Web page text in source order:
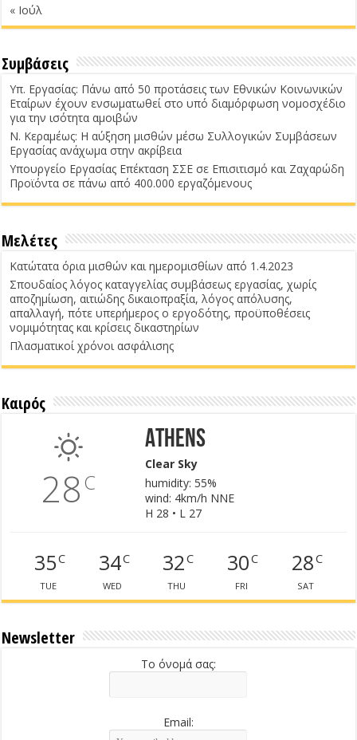
« Ιούλ
Συμβάσεις
Υπ. Εργασίας: Πάνω από 50 προτάσεις των Εθνικών Κοινωνικών
Εταίρων έχουν ενσωματωθεί στο υπό διαμόρφωση νομοσχέδιο
για την ισότητα αμοιβών
Ν. Κεραμέως: Η αύξηση μισθών μέσω Συλλογικών Συμβάσεων
Εργασίας ανάχωμα στην ακρίβεια
Υπουργείο Εργασίας Επέκταση ΣΣΕ σε Επισιτισμό και Ζαχαρώδη
Προϊόντα σε πάνω από 400.000 εργαζόμενους
Μελέτες
Κατώτατα όρια μισθών και ημερομισθίων από 1.4.2023
Σπουδαίος λόγος καταγγελίας συμβάσεως εργασίας, χωρίς
αποζημίωση, αιτιώδης δικαιοπραξία, λόγος απόλυσης,
απαλλαγή, πότε υπερήμερος ο εργοδότης, προϋποθέσεις
νομιμότητας και κρίσεις δικαστηρίων
Πλασματικοί χρόνοι ασφάλισης
Καιρός
28C
Athens
Clear Sky
humidity: 55%
wind: 4km/h NNE
H 28 • L 27
35C
TUE
34C
WED
32C
THU
30C
FRI
28C
SAT
Newsletter
Το όνομά σας:
Email: